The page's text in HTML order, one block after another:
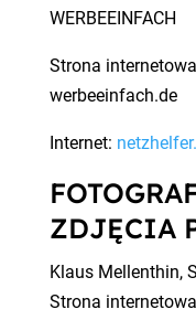
WERBEEINFACH
Strona
werbeeinfach.de
Internet:
ZDJĘCIA
Klaus Mellenthin,
Strona